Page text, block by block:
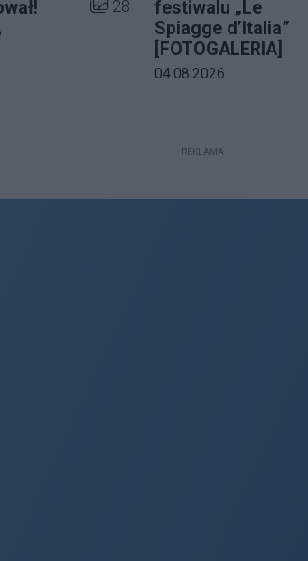
Liczba zdjęć w galerii:
28
galerii:
festiwalu „Le
Spiagge d’Italia”
[FOTOGALERIA]
Data dodania galerii:
04.08.2026
REKLAMA